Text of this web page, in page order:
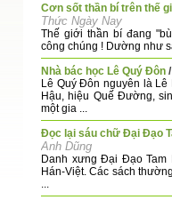
Cơn sốt thần bí trên thế
Thức Ngày Nay
Thế giới thần bí đang
công chúng ! Dường như
Nhà bác học Lê Quý Đôn /
Lê Quý Đôn nguyên là
Hậu, hiệu Quế Đường,
một gia ...
Đọc lại sáu chữ Đại Đạo
Anh Dũng
Danh xưng Đại Đạo
Hán-Việt. Các sách
...